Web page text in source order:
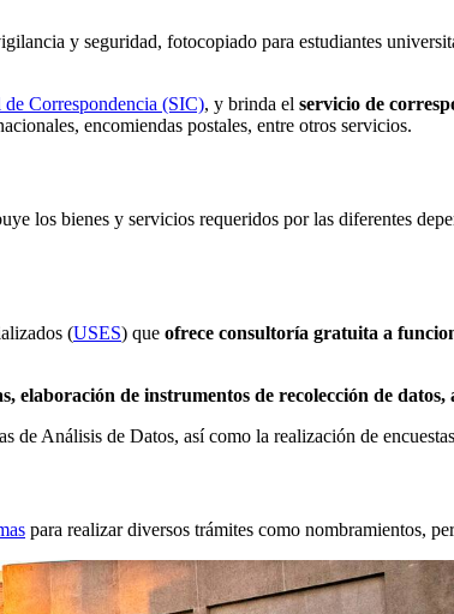
y seguridad, fotocopiado para estudiantes
Correspondencia (SIC), y brinda el servicio de
encomiendas postales, entre otros servicios.
los bienes y servicios requeridos por las diferentes
(USES) que ofrece consultoría gratuita a
elaboración de instrumentos de recolección de
de Análisis de Datos, así como la realización de
para realizar diversos trámites como nombramientos,